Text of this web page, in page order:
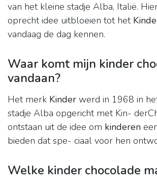
van het kleine stadje Alba, Italië.
oprecht idee uitbloeien tot het
vandaag de dag kennen.
Waar komt mijn kinder
vandaan?
Het merk Kinder werd in 1968 in
stadje Alba opgericht met Kin-
ontstaan uit de idee om kinderen
bieden dat spe- ciaal voor hen
Welke kinder chocolade